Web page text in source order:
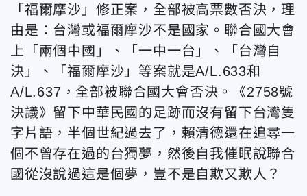
「福爾摩沙」修正案，全部被高票數否決，理
由是：台灣或福爾摩沙不是國家。聯合國大會
上「兩個中國」、「一中一台」、「台灣自
決」、「福爾摩沙」等案就是A/L.633和
A/L.637，全部被聯合國大會否決。《2758號
決議》留下中華民國的足跡而沒有留下台灣隻
字片語，半個世紀過去了，賴清德還在追尋一
個不曾存在過的台獨夢，然後自我催眠說聯合
國從沒說過這是個夢，豈不是自欺又欺人？